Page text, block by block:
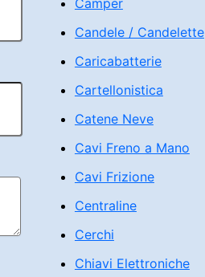
Camper
Candele / Candelette
Caricabatterie
Cartellonistica
Catene Neve
Cavi Freno a Mano
Cavi Frizione
Centraline
Cerchi
Chiavi Elettroniche